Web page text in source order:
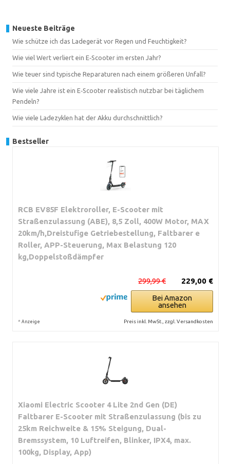
Neueste Beiträge
Wie schütze ich das Ladegerät vor Regen und Feuchtigkeit?
Wie viel Wert verliert ein E‑Scooter im ersten Jahr?
Wie teuer sind typische Reparaturen nach einem größeren Unfall?
Wie viele Jahre ist ein E‑Scooter realistisch nutzbar bei täglichem
Pendeln?
Wie viele Ladezyklen hat der Akku durchschnittlich?
Bestseller
RCB EV85F Elektroroller, E-Scooter mit
Straßenzulassung (ABE), 8,5 Zoll, 400W Motor, MAX
20km/h,Dreistufige Getriebestellung, Faltbarer e
Roller, APP-Steuerung, Max Belastung 120
kg,Doppelstoßdämpfer
229,00 €
299,99 €
Bei Amazon
ansehen
* Anzeige Preis inkl. MwSt., zzgl. Versandkosten
Xiaomi Electric Scooter 4 Lite 2nd Gen (DE)
Faltbarer E-Scooter mit Straßenzulassung (bis zu
25km Reichweite & 15% Steigung, Dual-
Bremssystem, 10 Luftreifen, Blinker, IPX4, max.
100kg, Display, App)